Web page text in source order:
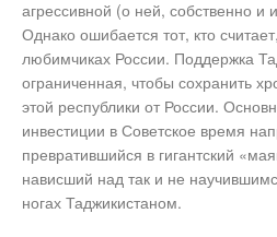
агрессивной (о ней, собственно и
Однако ошибается тот, кто
любимчиках России. Поддержка
ограниченная, чтобы сохранить
этой республики от России.
инвестиции в Советское время
превратившийся в гигантский
нависший над так и не
ногах Таджикистаном.